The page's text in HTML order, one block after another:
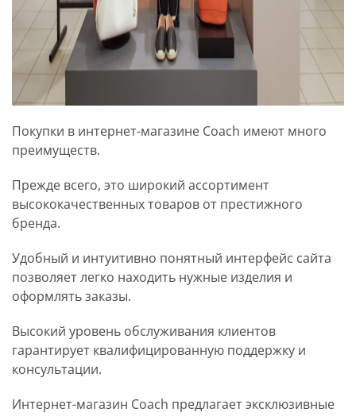
Покупки в интернет-магазине Coach имеют много
преимуществ.
Прежде всего, это широкий ассортимент
высококачественных товаров от престижного
бренда.
Удобный и интуитивно понятный интерфейс сайта
позволяет легко находить нужные изделия и
оформлять заказы.
Высокий уровень обслуживания клиентов
гарантирует квалифицированную поддержку и
консультации.
Интернет-магазин Coach предлагает эксклюзивные